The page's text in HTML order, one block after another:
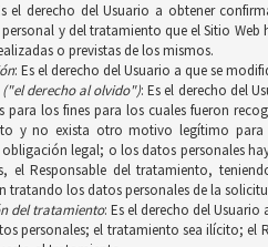
el derecho del Usuario a obtener
y del tratamiento que el Sitio
o previstas de los mismos.
: Es el derecho del Usuario a que se
derecho al olvido"): Es el derecho del
para los fines para los cuales fueron
y no exista otro motivo legítimo para
legal; o los datos personales
el Responsable del tratamiento,
tratando los datos personales de la
del tratamiento: Es el derecho del
personales; el tratamiento sea ilícito; el